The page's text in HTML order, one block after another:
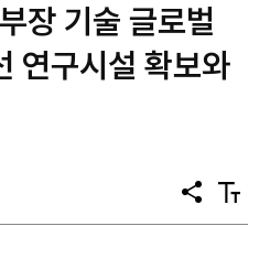
장 기술 글로벌
연구시설 확보와
공
유
텍
스